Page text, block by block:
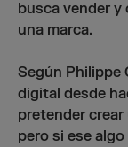
busca vender
una marca.
Según Philippe
digital desde
pretender crear
pero si ese